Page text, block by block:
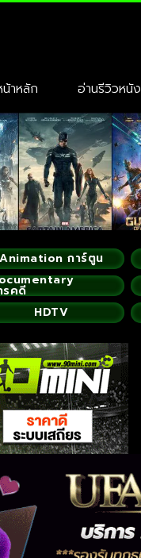
าหลัก อ่านรีวิวหนัง
Animation การ์ตูน
รคดี
HDTV